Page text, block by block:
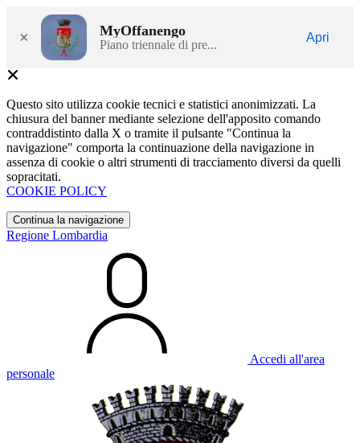
× MyOffanengo
Piano triennale di pre...
Apri
Questo sito utilizza cookie tecnici e statistici anonimizzati. La
chiusura del banner mediante selezione dell'apposito comando
contraddistinto dalla X o tramite il pulsante "Continua la
navigazione" comporta la continuazione della navigazione in
assenza di cookie o altri strumenti di tracciamento diversi da quelli
sopracitati.
COOKIE POLICY
Continua la navigazione
Regione Lombardia
Accedi all'area
personale